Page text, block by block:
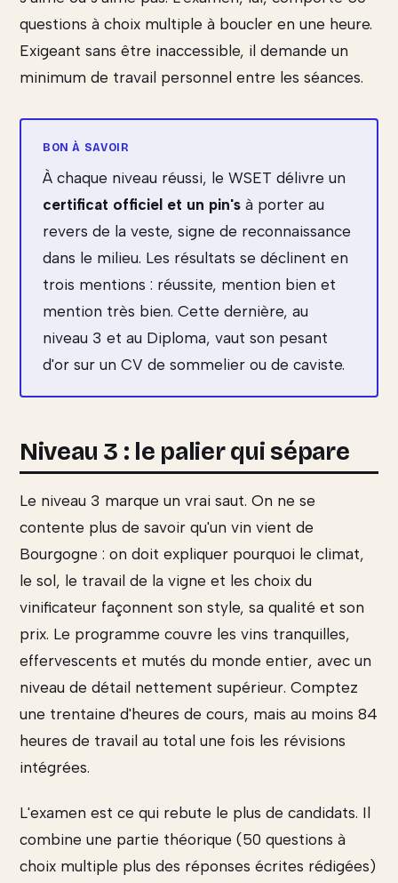
questions à choix multiple à boucler en une heure.
Exigeant sans être inaccessible, il demande un
minimum de travail personnel entre les séances.
À chaque niveau réussi, le WSET délivre un
certificat officiel et un pin's à porter au
revers de la veste, signe de reconnaissance
dans le milieu. Les résultats se déclinent en
trois mentions : réussite, mention bien et
mention très bien. Cette dernière, au
niveau 3 et au Diploma, vaut son pesant
d'or sur un CV de sommelier ou de caviste.
Niveau 3 : le palier qui sépare
Le niveau 3 marque un vrai saut. On ne se
contente plus de savoir qu'un vin vient de
Bourgogne : on doit expliquer pourquoi le climat,
le sol, le travail de la vigne et les choix du
vinificateur façonnent son style, sa qualité et son
prix. Le programme couvre les vins tranquilles,
effervescents et mutés du monde entier, avec un
niveau de détail nettement supérieur. Comptez
une trentaine d'heures de cours, mais au moins 84
heures de travail au total une fois les révisions
intégrées.
L'examen est ce qui rebute le plus de candidats. Il
combine une partie théorique (50 questions à
choix multiple plus des réponses écrites rédigées)